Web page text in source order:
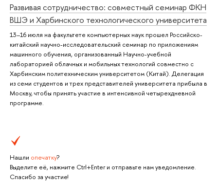
Развивая сотрудничество: совместный семинар ФКН
ВШЭ и Харбинского технологического университета
13–16 июля на факультете компьютерных наук прошел Российско-
китайский научно-исследовательский семинар по приложениям
машинного обучения, организованный Научно-учебной
лабораторией облачных и мобильных технологий совместно с
Харбинским политехническим университетом (Китай). Делегация
из семи студентов и трех представителей университета прибыла в
Москву, чтобы принять участие в интенсивной четырехдневной
программе.
Нашли опечатку?
Выделите её, нажмите Ctrl+Enter и отправьте нам уведомление.
Спасибо за участие!